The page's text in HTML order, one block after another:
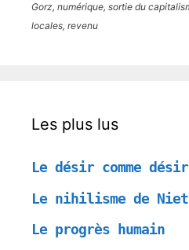
Gorz, numérique, sortie du
locales, revenu
Les plus lus
Le désir comme
Le nihilisme de
Le progrès humain